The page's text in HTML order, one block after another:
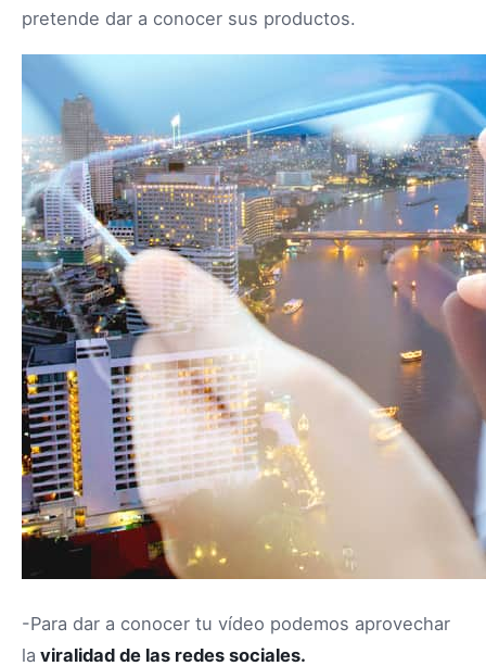
pretende dar a conocer sus productos.
-Para dar a conocer tu vídeo podemos aprovechar
la viralidad de las redes sociales.